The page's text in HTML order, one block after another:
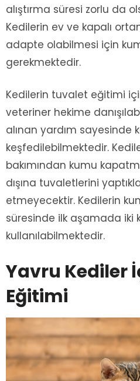
alıştırma süresi zorlu da
Kedilerin ev ve kapalı
adapte olabilmesi için
gerekmektedir.
Kedilerin tuvalet eğitimi
veteriner hekime
alınan yardım sayesinde
keşfedilebilmektedir.
bakımından kumu
dışına tuvaletlerini
etmeyecektir. Kedilerin
süresinde ilk aşamada iki
kullanılabilmektedir.
Yavru Kediler
Eğitimi